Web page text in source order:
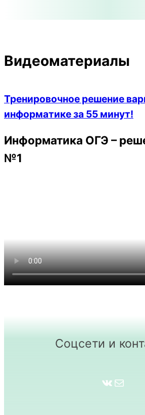
Видеоматериалы
Тренировочное решение
информатике за 55 минут!
Информатика ОГЭ –
№1
Соцсети и
ВКонтакте Почта